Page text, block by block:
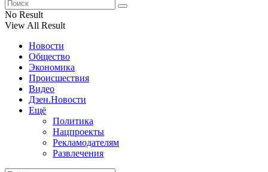
No Result
View All Result
Новости
Общество
Экономика
Происшествия
Видео
Дзен.Новости
Ещё
Политика
Нацпроекты
Рекламодателям
Развлечения